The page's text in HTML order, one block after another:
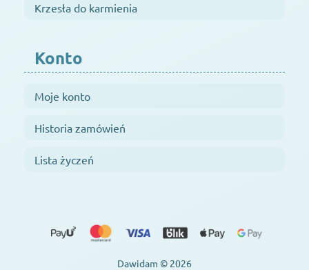
Krzesła do karmienia
Konto
Moje konto
Historia zamówień
Lista życzeń
Dawidam © 2026